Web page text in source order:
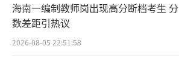
海南一编制教师岗出现高分断档考生 分
数差距引热议
2026-08-05 22:51:58